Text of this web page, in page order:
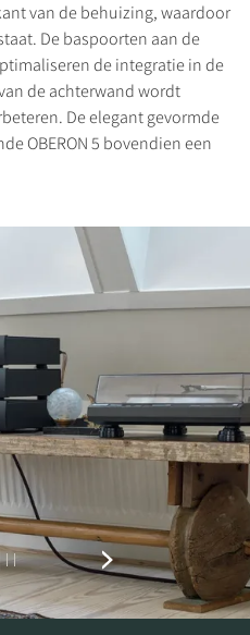
van de behuizing, waardoor
De baspoorten aan de
de integratie in de
de achterwand wordt
De elegant gevormde
OBERON 5 bovendien een
JE OM TE
toegang te krijgen tot
op de